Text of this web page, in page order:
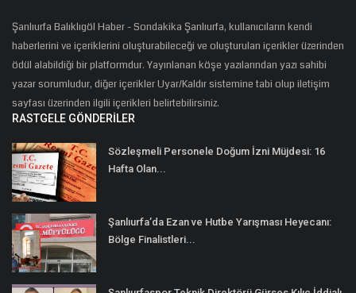
Şanlıurfa Balıklıgöl Haber - Sondakika Şanlıurfa, kullanıcıların kendi
haberlerini ve içeriklerini oluşturabileceği ve oluşturulan içerikler üzerinden
ödül alabildiği bir platformdur. Yayınlanan köşe yazılarından yazı sahibi
yazar sorumludur, diğer içerikler Uyar/Kaldır sistemine tabi olup iletişim
sayfası üzerinden ilgili içerikleri belirtebilirsiniz.
RASTGELE GÖNDERILER
Sözleşmeli Personele Doğum İzni Müjdesi: 16
Hafta Olan...
Şanlıurfa’da Ezan ve Hutbe Yarışması Heyecanı:
Bölge Finalistleri...